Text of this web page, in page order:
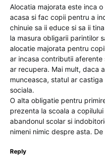
Alocatia majorata este inca
acasa si fac copii pentru a
chinuie sa ii educe si sa ii
la masura obligarii parintilor
alocatie majorata pentru
ar incasa contributii aferente
ar recupera. Mai mult, daca
munceasca, statul ar
sociala.
O alta obligatie pentru
prezenta la scoala a
abandonul scolar si
nimeni nimic despre asta. De
Reply